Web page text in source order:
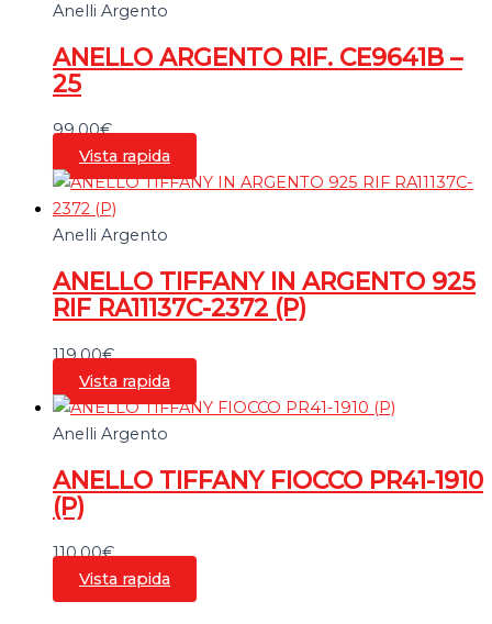
Anelli Argento
ANELLO ARGENTO RIF. CE9641B –
25
99,00€
Vista rapida
Anelli Argento
ANELLO TIFFANY IN ARGENTO 925
RIF RA11137C-2372 (P)
119,00€
Vista rapida
Anelli Argento
ANELLO TIFFANY FIOCCO PR41-1910
(P)
110,00€
Vista rapida